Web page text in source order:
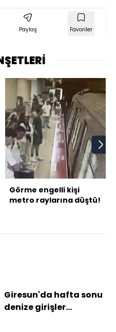
Paylaş Favoriler
Görme engelli kişi
metro raylarına düştü!
Giresun'da hafta sonu
denize girişler